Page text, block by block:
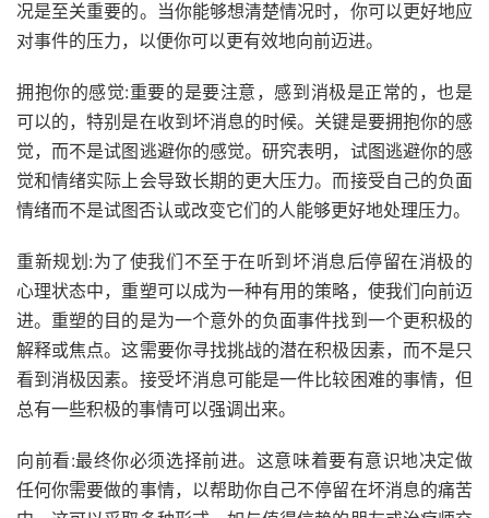
况是至关重要的。当你能够想清楚情况时，你可以更好地应
对事件的压力，以便你可以更有效地向前迈进。
拥抱你的感觉:重要的是要注意，感到消极是正常的，也是
可以的，特别是在收到坏消息的时候。关键是要拥抱你的感
觉，而不是试图逃避你的感觉。研究表明，试图逃避你的感
觉和情绪实际上会导致长期的更大压力。而接受自己的负面
情绪而不是试图否认或改变它们的人能够更好地处理压力。
重新规划:为了使我们不至于在听到坏消息后停留在消极的
心理状态中，重塑可以成为一种有用的策略，使我们向前迈
进。重塑的目的是为一个意外的负面事件找到一个更积极的
解释或焦点。这需要你寻找挑战的潜在积极因素，而不是只
看到消极因素。接受坏消息可能是一件比较困难的事情，但
总有一些积极的事情可以强调出来。
向前看:最终你必须选择前进。这意味着要有意识地决定做
任何你需要做的事情，以帮助你自己不停留在坏消息的痛苦